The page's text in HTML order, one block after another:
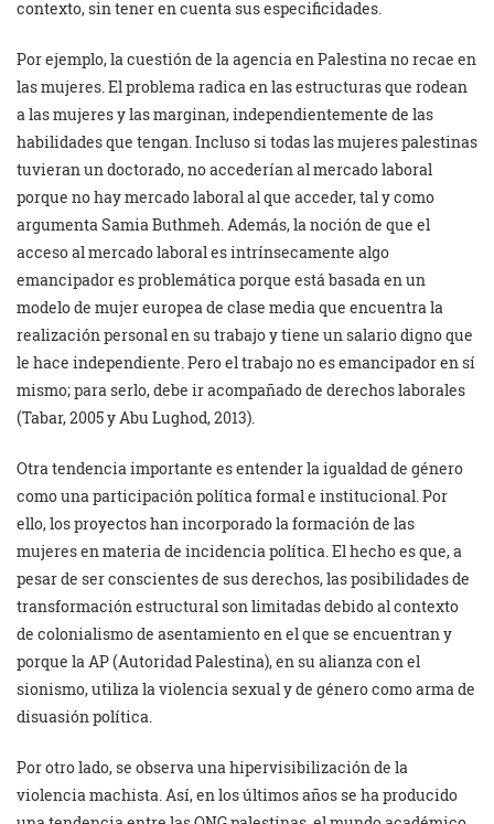
contexto, sin tener en cuenta sus especificidades.
Por ejemplo, la cuestión de la agencia en Palestina no recae en
las mujeres. El problema radica en las estructuras que rodean
a las mujeres y las marginan, independientemente de las
habilidades que tengan. Incluso si todas las mujeres palestinas
tuvieran un doctorado, no accederían al mercado laboral
porque no hay mercado laboral al que acceder, tal y como
argumenta Samia Buthmeh. Además, la noción de que el
acceso al mercado laboral es intrínsecamente algo
emancipador es problemática porque está basada en un
modelo de mujer europea de clase media que encuentra la
realización personal en su trabajo y tiene un salario digno que
le hace independiente. Pero el trabajo no es emancipador en sí
mismo; para serlo, debe ir acompañado de derechos laborales
(Tabar, 2005 y Abu Lughod, 2013).
Otra tendencia importante es entender la igualdad de género
como una participación política formal e institucional. Por
ello, los proyectos han incorporado la formación de las
mujeres en materia de incidencia política. El hecho es que, a
pesar de ser conscientes de sus derechos, las posibilidades de
transformación estructural son limitadas debido al contexto
de colonialismo de asentamiento en el que se encuentran y
porque la AP (Autoridad Palestina), en su alianza con el
sionismo, utiliza la violencia sexual y de género como arma de
disuasión política.
Por otro lado, se observa una hipervisibilización de la
violencia machista. Así, en los últimos años se ha producido